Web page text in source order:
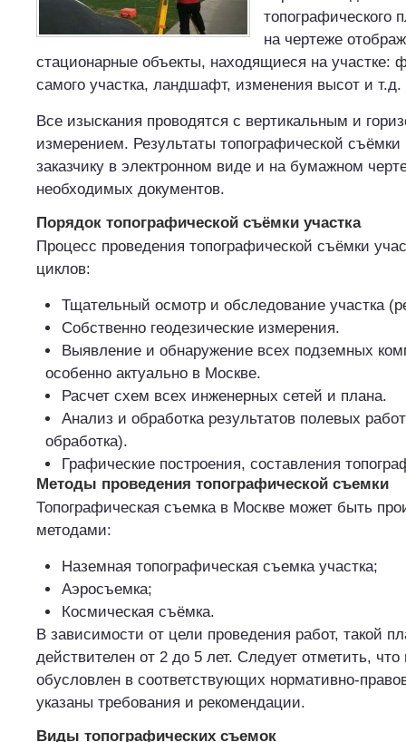
топографического
на чертеже
стационарные объекты, находящиеся на участке:
самого участка, ландшафт, изменения высот и т.д.
Все изыскания проводятся с вертикальным и
измерением. Результаты топографической
заказчику в электронном виде и на бумажном
необходимых документов.
Порядок топографической съёмки участка
Процесс проведения топографической съёмки
циклов:
Тщательный осмотр и обследование участка
Собственно геодезические измерения.
Выявление и обнаружение всех подземных
особенно актуально в Москве.
Расчет схем всех инженерных сетей и плана.
Анализ и обработка результатов полевых
обработка).
Графические построения, составления
Методы проведения топографической съемки
Топографическая съемка в Москве может быть
методами:
Наземная топографическая съемка участка;
Аэросъемка;
Космическая съёмка.
В зависимости от цели проведения работ, такой
действителен от 2 до 5 лет. Следует отметить, что
обусловлен в соответствующих нормативно-
указаны требования и рекомендации.
Виды топографических съемок